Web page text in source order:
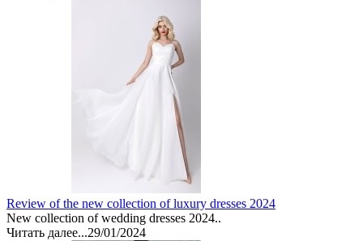
Review of the new collection of luxury dresses 2024
New collection of wedding dresses 2024..
Читать далее...29/01/2024